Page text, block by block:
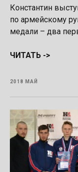
Константин
по армейскому
медали – два
ЧИТАТЬ ->
2018 МАЙ